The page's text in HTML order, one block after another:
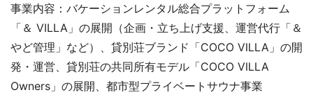
事業内容：バケーションレンタル総合プラットフォーム
「＆ VILLA」の展開（企画・立ち上げ支援、運営代行「＆
やど管理」など）、貸別荘ブランド「COCO VILLA」の開
発・運営、貸別荘の共同所有モデル「COCO VILLA
Owners」の展開、都市型プライベートサウナ事業